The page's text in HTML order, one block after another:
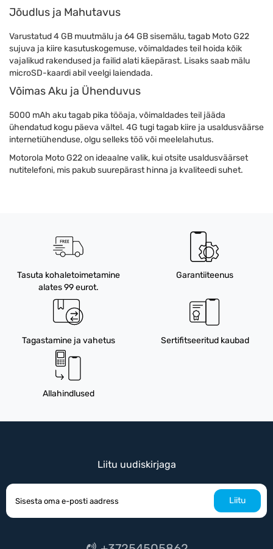
Jõudlus ja Mahutavus
Varustatud 4 GB muutmälu ja 64 GB sisemälu, tagab Moto G22
sujuva ja kiire kasutuskogemuse, võimaldades teil hoida kõik
vajalikud rakendused ja failid alati käepärast. Lisaks saab mälu
microSD-kaardi abil veelgi laiendada.
Võimas Aku ja Ühenduvus
5000 mAh aku tagab pika tööaja, võimaldades teil jääda
ühendatud kogu päeva vältel. 4G tugi tagab kiire ja usaldusväärse
internetiühenduse, olgu selleks töö või meelelahutus.
Motorola Moto G22 on ideaalne valik, kui otsite usaldusväärset
nutitelefoni, mis pakub suurepärast hinna ja kvaliteedi suhet.
Tasuta kohaletoimetamine
alates 99 eurot.
Garantiiteenus
Tagastamine ja vahetus Sertifitseeritud kaubad
Allahindlused
Liitu uudiskirjaga
Liitu